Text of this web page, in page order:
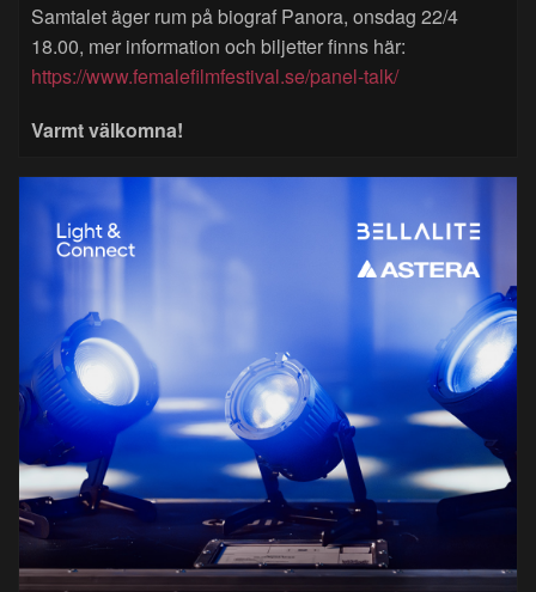
Samtalet äger rum på biograf Panora, onsdag 22/4
18.00, mer information och biljetter finns här:
https://www.femalefilmfestival.se/panel-talk/
Varmt välkomna!